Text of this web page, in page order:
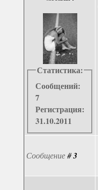
Статистика:
Сообщений:
7
Регистрация:
31.10.2011
Сообщение#3